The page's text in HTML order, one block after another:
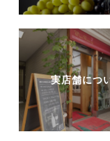
実店舗につ